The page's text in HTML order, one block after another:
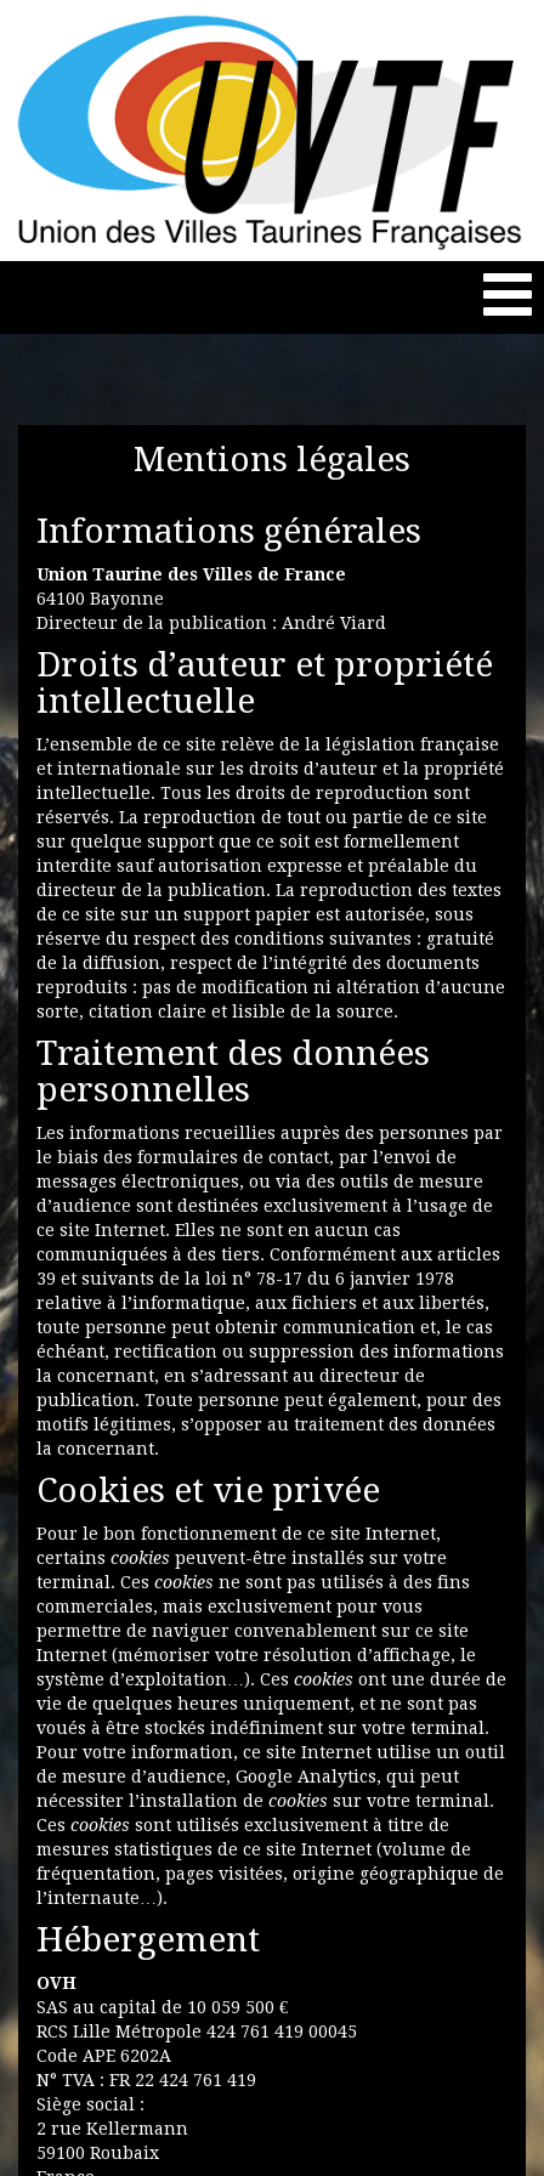
Mentions légales
Informations générales
Union Taurine des Villes de France
64100 Bayonne
Directeur de la publication : André Viard
Droits d’auteur et propriété
intellectuelle
L’ensemble de ce site relève de la législation française
et internationale sur les droits d’auteur et la propriété
intellectuelle. Tous les droits de reproduction sont
réservés. La reproduction de tout ou partie de ce site
sur quelque support que ce soit est formellement
interdite sauf autorisation expresse et préalable du
directeur de la publication. La reproduction des textes
de ce site sur un support papier est autorisée, sous
réserve du respect des conditions suivantes : gratuité
de la diffusion, respect de l’intégrité des documents
reproduits : pas de modification ni altération d’aucune
sorte, citation claire et lisible de la source.
Traitement des données
personnelles
Les informations recueillies auprès des personnes par
le biais des formulaires de contact, par l’envoi de
messages électroniques, ou via des outils de mesure
d’audience sont destinées exclusivement à l’usage de
ce site Internet. Elles ne sont en aucun cas
communiquées à des tiers. Conformément aux articles
39 et suivants de la loi n° 78-17 du 6 janvier 1978
relative à l’informatique, aux fichiers et aux libertés,
toute personne peut obtenir communication et, le cas
échéant, rectification ou suppression des informations
la concernant, en s’adressant au directeur de
publication. Toute personne peut également, pour des
motifs légitimes, s’opposer au traitement des données
la concernant.
Cookies et vie privée
Pour le bon fonctionnement de ce site Internet,
certains cookies peuvent-être installés sur votre
terminal. Ces cookies ne sont pas utilisés à des fins
commerciales, mais exclusivement pour vous
permettre de naviguer convenablement sur ce site
Internet (mémoriser votre résolution d’affichage, le
système d’exploitation…). Ces cookies ont une durée de
vie de quelques heures uniquement, et ne sont pas
voués à être stockés indéfiniment sur votre terminal.
Pour votre information, ce site Internet utilise un outil
de mesure d’audience, Google Analytics, qui peut
nécessiter l’installation de cookies sur votre terminal.
Ces cookies sont utilisés exclusivement à titre de
mesures statistiques de ce site Internet (volume de
fréquentation, pages visitées, origine géographique de
l’internaute…).
Hébergement
OVH
SAS au capital de 10 059 500 €
RCS Lille Métropole 424 761 419 00045
Code APE 6202A
N° TVA : FR 22 424 761 419
Siège social :
2 rue Kellermann
59100 Roubaix